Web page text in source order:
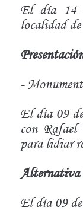
El día 14
localidad
-
El día 09
con
para lidiar
Alternativa
El día 09